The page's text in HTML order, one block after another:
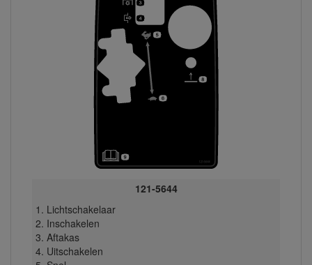
121-5644
Lichtschakelaar
Inschakelen
Aftakas
Uitschakelen